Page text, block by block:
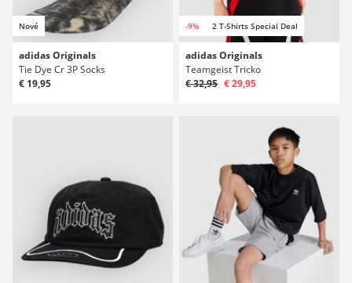
Nové
adidas Originals
Tie Dye Cr 3P Socks
€ 19,95
-9% 2 T-Shirts Special Deal
adidas Originals
Teamgeist Tricko
€ 32,95 € 29,95